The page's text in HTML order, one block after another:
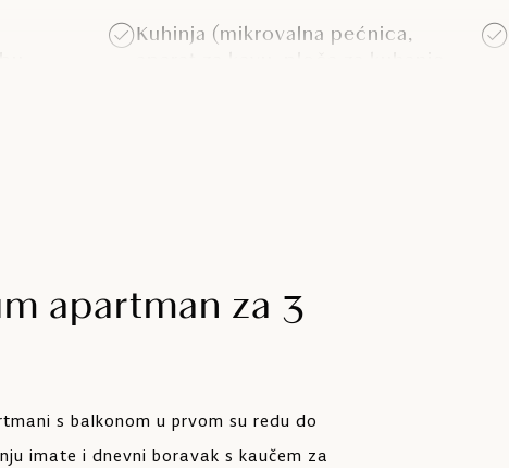
Kuhinja (mikrovalna pećnica,
apartman za 3
s balkonom u prvom su redu do
imate i dnevni boravak s kaučem za